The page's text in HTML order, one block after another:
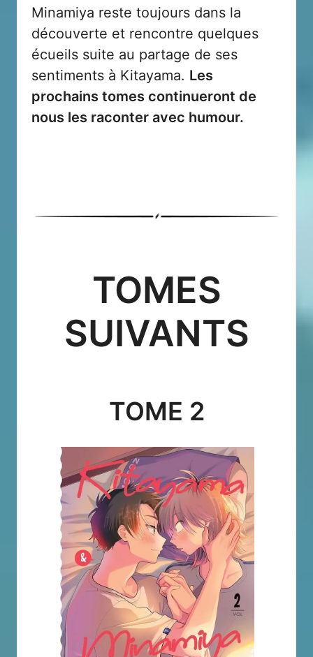
Minamiya reste toujours dans la
découverte et rencontre quelques
écueils suite au partage de ses
sentiments à Kitayama. Les
prochains tomes continueront de
nous les raconter avec humour.
TOMES
SUIVANTS
TOME 2